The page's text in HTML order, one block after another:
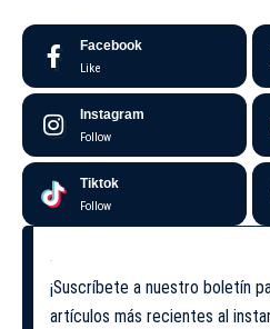
Facebook
Like
Instagram
Follow
Tiktok
Follow
¡Suscríbete a nuestro boletín
artículos más recientes al